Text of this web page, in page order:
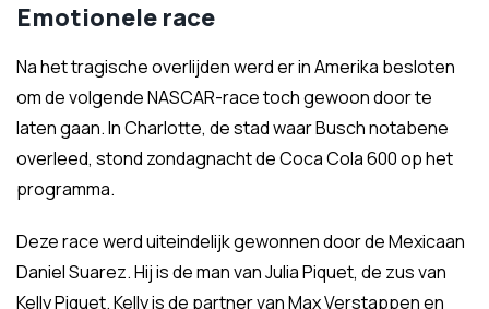
Emotionele race
Na het tragische overlijden werd er in Amerika besloten
om de volgende NASCAR-race toch gewoon door te
laten gaan. In Charlotte, de stad waar Busch notabene
overleed, stond zondagnacht de Coca Cola 600 op het
programma.
Deze race werd uiteindelijk gewonnen door de Mexicaan
Daniel Suarez. Hij is de man van Julia Piquet, de zus van
Kelly Piquet. Kelly is de partner van Max Verstappen en